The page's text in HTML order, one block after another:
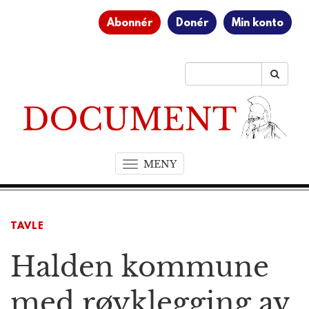
Abonnér Donér Min konto
MENYT
o
a
i
TAVLE
Halden kommune